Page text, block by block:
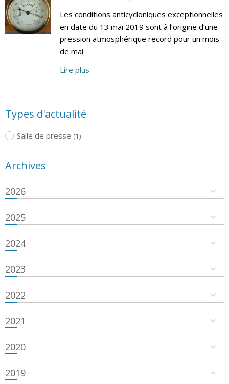
Les conditions anticycloniques exceptionnelles
en date du 13 mai 2019 sont à l’origine d’une
pression atmosphérique record pour un mois
de mai.
Lire plus
Types d'actualité
Salle de presse (1)
Archives
2026
2025
2024
2023
2022
2021
2020
2019